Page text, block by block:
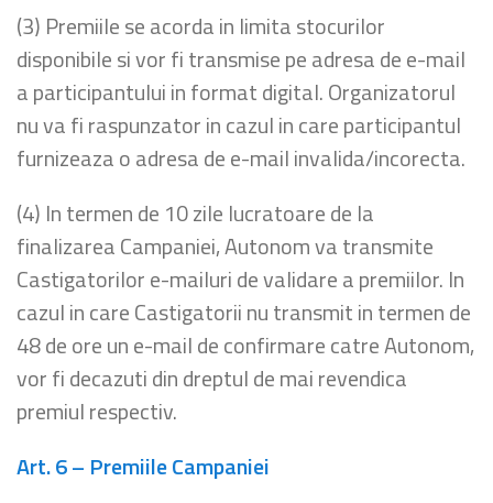
(3) Premiile se acorda in limita stocurilor
disponibile si vor fi transmise pe adresa de e-mail
a participantului in format digital. Organizatorul
nu va fi raspunzator in cazul in care participantul
furnizeaza o adresa de e-mail invalida/incorecta.
(4) In termen de 10 zile lucratoare de la
finalizarea Campaniei, Autonom va transmite
Castigatorilor e-mailuri de validare a premiilor. In
cazul in care Castigatorii nu transmit in termen de
48 de ore un e-mail de confirmare catre Autonom,
vor fi decazuti din dreptul de mai revendica
premiul respectiv.
Art. 6 – Premiile Campaniei